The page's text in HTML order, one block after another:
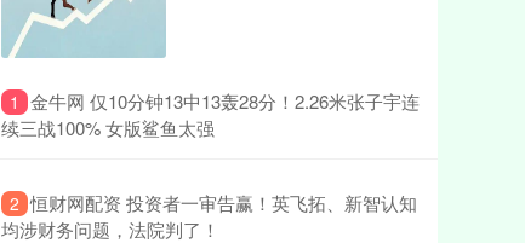
1 ​金牛网 仅10分钟13中13轰28分！2.26米张子宇连
续三战100% 女版鲨鱼太强
2 ​恒财网配资 投资者一审告赢！英飞拓、新智认知
均涉财务问题，法院判了！